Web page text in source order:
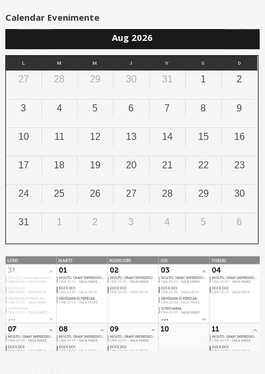
Calendar Evenimente
Aug 2026
L M M J V S D
27 28 29 30 31 1 2
3 4 5 6 7 8 9
10 11 12 13 14 15 16
17 18 19 20 21 22 23
24 25 26 27 28 29 30
31 1 2 3 4 5 6
Calendar